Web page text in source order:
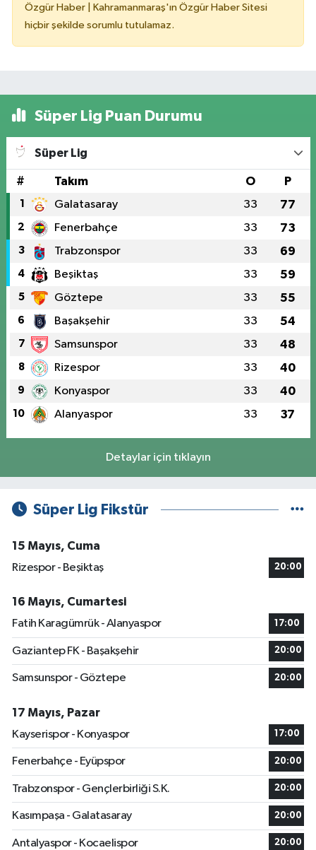
Özgür Haber | Kahramanmaraş'ın Özgür Haber Sitesi
hiçbir şekilde sorumlu tutulamaz.
Süper Lig Puan Durumu
Süper Lig
# Takım O P
1 Galatasaray 33 77
2 Fenerbahçe 33 73
3 Trabzonspor 33 69
4 Beşiktaş 33 59
5 Göztepe 33 55
6 Başakşehir 33 54
7 Samsunspor 33 48
8 Rizespor 33 40
9 Konyaspor 33 40
10 Alanyaspor 33 37
Detaylar için tıklayın
Süper Lig Fikstür
15 Mayıs, Cuma
Rizespor - Beşiktaş
20:00
16 Mayıs, Cumartesi
Fatih Karagümrük - Alanyaspor
17:00
Gaziantep FK - Başakşehir 20:00
Samsunspor - Göztepe 20:00
17 Mayıs, Pazar
Kayserispor - Konyaspor
17:00
Fenerbahçe - Eyüpspor 20:00
Trabzonspor - Gençlerbirliği S.K. 20:00
Kasımpaşa - Galatasaray 20:00
Antalyaspor - Kocaelispor 20:00